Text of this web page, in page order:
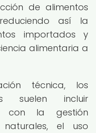
de alimentos
así la
importados y
alimentaria a
técnica, los
suelen incluir
con la gestión
el uso